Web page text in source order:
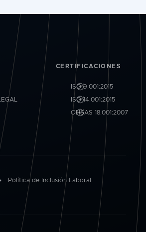
CERTIFICACIONES
ISO 9.001:2015
ISO 14.001:2015
OHSAS 18.001:2007
Política de Inclusión Laboral